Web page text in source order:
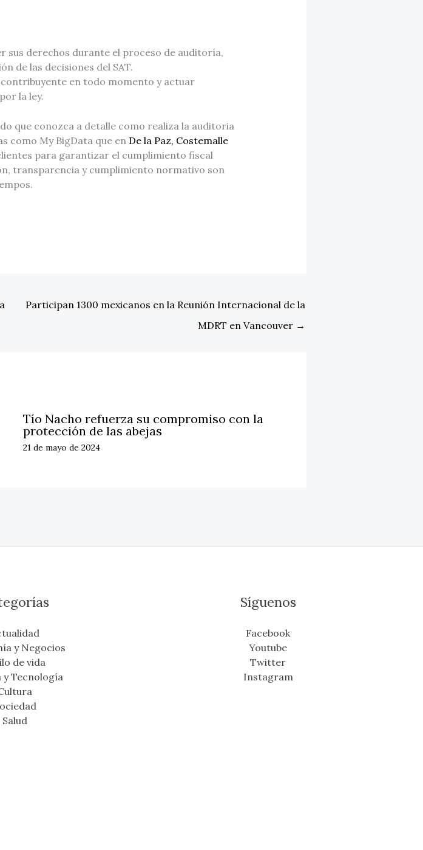
sus derechos durante el proceso de auditoría,
de las decisiones del SAT.
en todo momento y actuar
la ley.
que conozca a detalle como realiza la auditoria
como My BigData que en De la Paz, Costemalle
para garantizar el cumplimiento fiscal
transparencia y cumplimiento normativo son
Participan 1300 mexicanos en la Reunión Internacional de la
MDRT en Vancouver →
Tío Nacho refuerza su compromiso con la
protección de las abejas
21 de mayo de 2024
y Negocios
de vida
y Tecnología
Salud
Síguenos
Facebook
Youtube
Twitter
Instagram